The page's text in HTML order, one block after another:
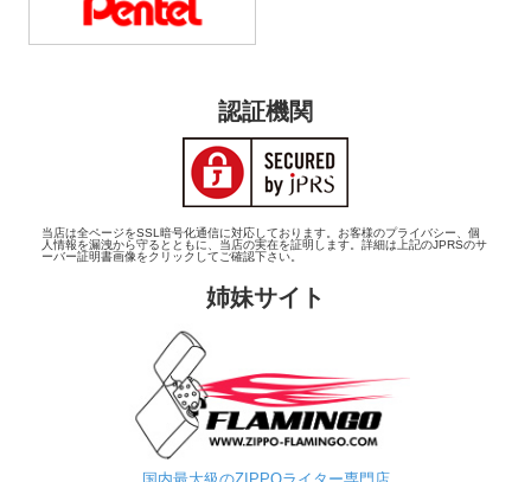
認証機関
当店は全ページをSSL暗号化通信に対応しております。お客様のプライバシー、個
人情報を漏洩から守るとともに、当店の実在を証明します。詳細は上記のJPRSのサ
ーバー証明書画像をクリックしてご確認下さい。
姉妹サイト